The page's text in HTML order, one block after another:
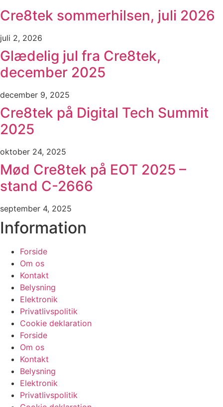
Cre8tek sommerhilsen, juli 2026
juli 2, 2026
Glædelig jul fra Cre8tek,
december 2025
december 9, 2025
Cre8tek på Digital Tech Summit
2025
oktober 24, 2025
Mød Cre8tek på EOT 2025 –
stand C-2666
september 4, 2025
Information
Forside
Om os
Kontakt
Belysning
Elektronik
Privatlivspolitik
Cookie deklaration
Forside
Om os
Kontakt
Belysning
Elektronik
Privatlivspolitik